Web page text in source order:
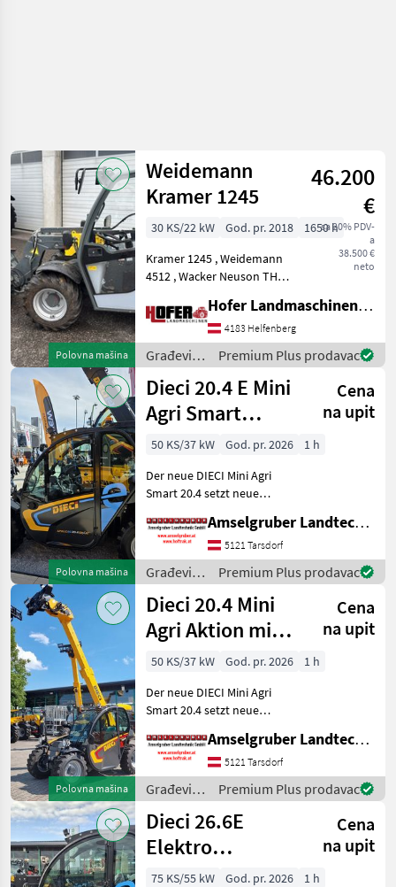
Polovna mašina
Weidemann
Kramer 1245
46.200
€
sa 20% PDV-
a
38.500 €
neto
30 KS/22 kW God. pr. 2018
1650 h
Kramer 1245 , Weidemann
4512 , Wacker Neuson TH
Palettengabel. Breitreifen
Hidrostatični pogon, Pogon
na sve kotače (4x4), Gorivo:
, , , kačenje
Hofer Landmaschinen Handels GmbH.
4183 Helfenberg
Građevinski
strojevi /
Weidemann
Premium Plus prodavac
Polovna mašina
Dieci 20.4 E Mini
Agri Smart
ELEKTRO
Teleskoplader
TOP
Cena
na upit
50 KS/37 kW God. pr. 2026
1 h
Der neue DIECI Mini Agri
Smart 20.4 setzt neue
Teleskopladermarkt. 100 %
Elektro! -Größte Kabine
(Baugleich vom Modell 26.6
Mini Agri) -Echt
Amselgruber Landtechnik GmbH
5121 Tarsdorf
Građevinski
strojevi /
Dieci
Premium Plus prodavac
Polovna mašina
Dieci 20.4 Mini
Agri Aktion mit
Österreichpaket
Cena
na upit
50 KS/37 kW God. pr. 2026
1 h
Der neue DIECI Mini Agri
Smart 20.4 setzt neue
Teleskopladermarkt. Stufe
5 Motor - -Größte Kabine
(Baugleich vom Modell 26.6
Mini Agri) -50
Amselgruber Landtechnik GmbH
5121 Tarsdorf
Građevinski
strojevi /
Dieci
Premium Plus prodavac
Dieci 26.6E
Elektro
Teleskoplader
Cena
na upit
75 KS/55 kW God. pr. 2026
1 h